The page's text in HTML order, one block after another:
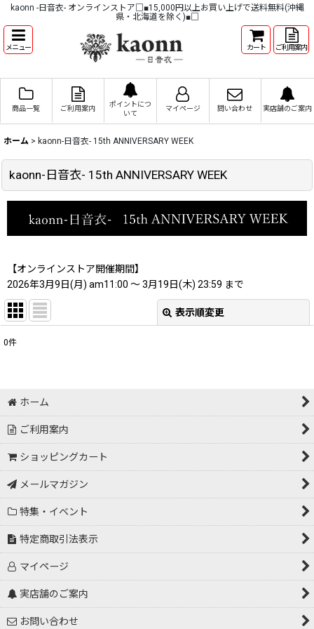
kaonn -日音衣- オンラインストア□■15,000円以上お買い上げで送料無料(沖縄
県・北海道を除く)■□
メニュー カート ご利用案内
商品一覧 ご利用案内
ポイントにつ
いて
マイページ 問い合わせ 実店舗のご案内
ホーム > kaonn-日音衣- 15th ANNIVERSARY WEEK
kaonn-日音衣- 15th ANNIVERSARY WEEK
【オンラインストア開催期間】
2026年3月9日(月) am11:00 〜 3月19日(木) 23:59 まで
表示順変更
0件
ホーム
ご利用案内
ショッピングカート
メールマガジン
特集・イベント
特定商取引法表示
マイページ
実店舗のご案内
お問い合わせ